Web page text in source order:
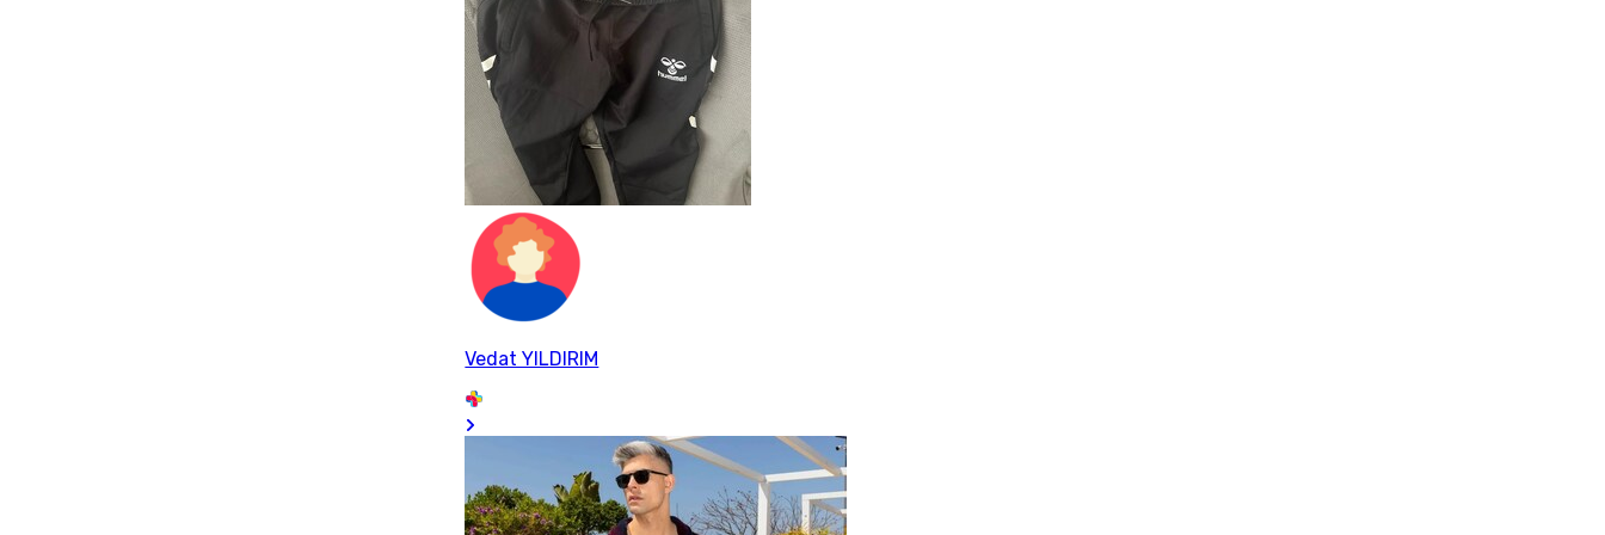
Vedat YILDIRIM